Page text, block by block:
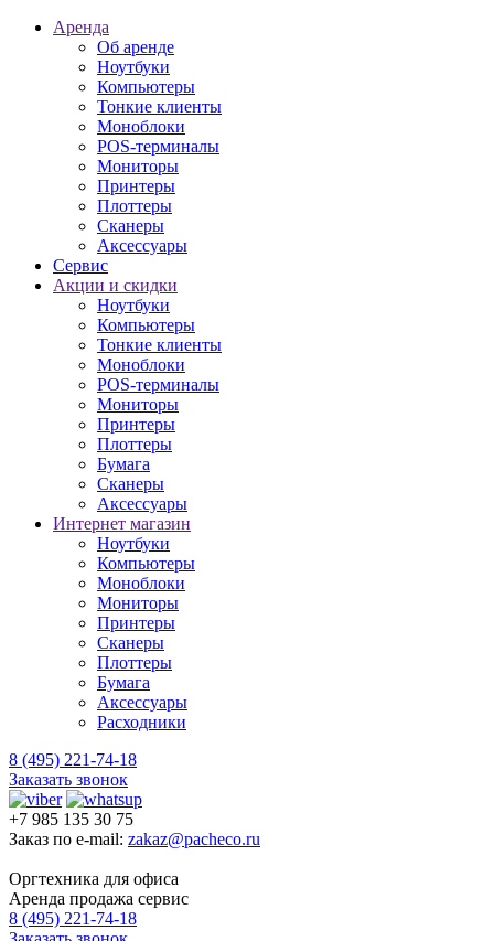
Аренда
Об аренде
Ноутбуки
Компьютеры
Тонкие клиенты
Моноблоки
POS-терминалы
Мониторы
Принтеры
Плоттеры
Сканеры
Аксессуары
Сервис
Акции и скидки
Ноутбуки
Компьютеры
Тонкие клиенты
Моноблоки
POS-терминалы
Мониторы
Принтеры
Плоттеры
Бумага
Сканеры
Аксессуары
Интернет магазин
Ноутбуки
Компьютеры
Моноблоки
Мониторы
Принтеры
Сканеры
Плоттеры
Бумага
Аксессуары
Расходники
8 (495) 221-74-18
Заказать звонок
+7 985 135 30 75
Заказ по e-mail: zakaz@pacheco.ru
Оргтехника для офиса
Аренда продажа сервис
8 (495) 221-74-18